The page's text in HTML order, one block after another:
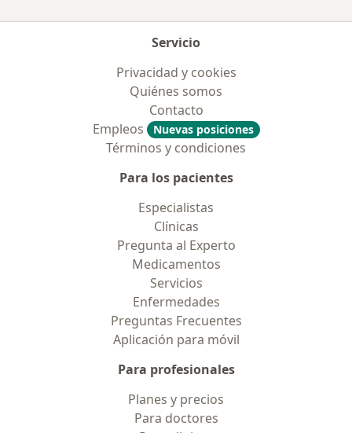
Servicio
Privacidad y cookies
Quiénes somos
Contacto
Empleos
Nuevas posiciones
Términos y condiciones
Para los pacientes
Especialistas
Clínicas
Pregunta al Experto
Medicamentos
Servicios
Enfermedades
Preguntas Frecuentes
Aplicación para móvil
Para profesionales
Planes y precios
Para doctores